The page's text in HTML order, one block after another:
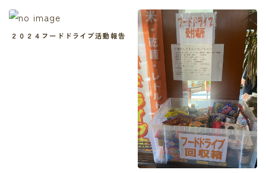
有料記事の決済完了ページ
２０２４フードドライブ活動報告